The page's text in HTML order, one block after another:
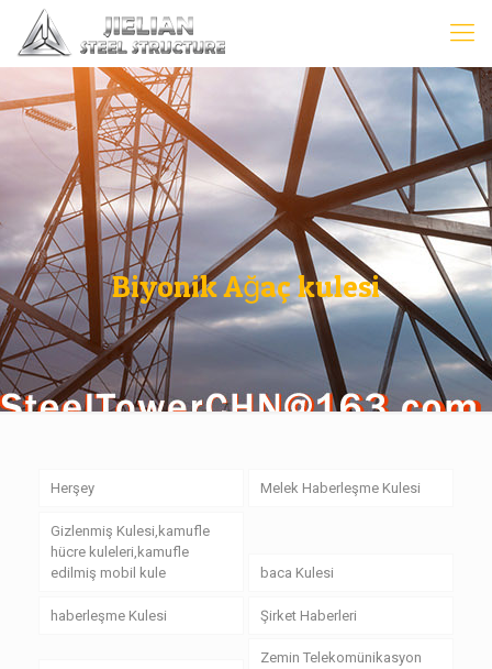
Biyonik Ağaç kulesi
Herşey Melek Haberleşme Kulesi
Gizlenmiş Kulesi,kamufle
hücre kuleleri,kamufle
edilmiş mobil kule
baca Kulesi
haberleşme Kulesi Şirket Haberleri
Zemin Telekomünikasyon